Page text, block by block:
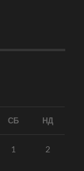
СБ НД
1 2